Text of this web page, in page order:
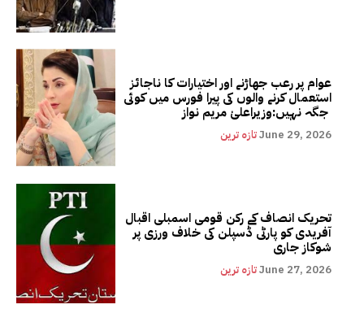
عوام پر رعب جھاڑنے اور اختیارات کا ناجائز
استعمال کرنے والوں کی پیرا فورس میں کوئی
تازہ ترینJune 29, 2026
تحریک انصاف کے رکن قومی اسمبلی اقبال
آفریدی کو پارٹی ڈسپلن کی خلاف ورزی پر
شوکاز جاری
تازہ ترینJune 27, 2026